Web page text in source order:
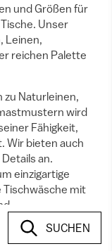
und Größen für
Unser
Leinen,
reichen Palette
zu Naturleinen,
wird
Fähigkeit,
Wir bieten auch
an.
einzigartige
Tischwäsche mit
Stil zu
SUCHEN